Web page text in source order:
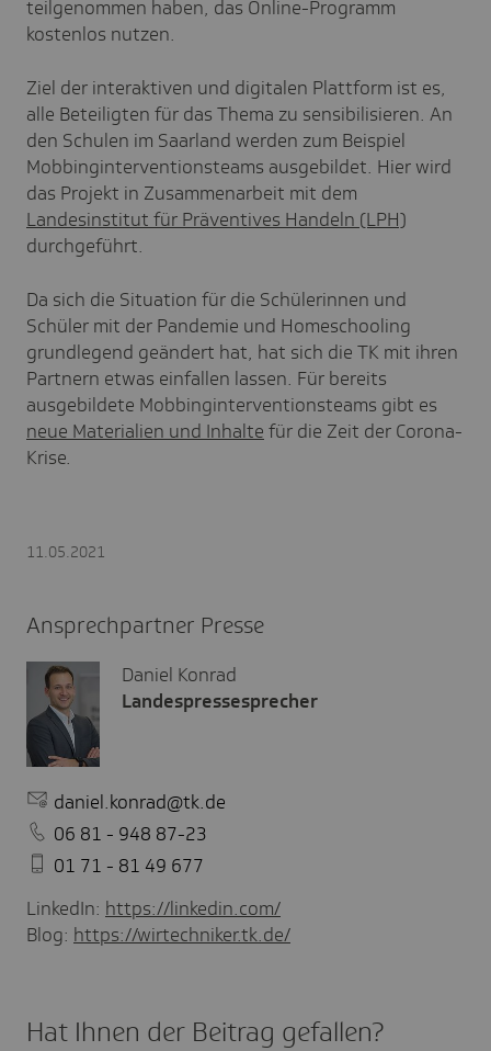
teilgenommen haben, das Online-Programm
kostenlos nutzen.
Ziel der interaktiven und digitalen Plattform ist es,
alle Beteiligten für das Thema zu sensibilisieren. An
den Schulen im Saarland werden zum Beispiel
Mobbinginterventionsteams ausgebildet. Hier wird
das Projekt in Zusammenarbeit mit dem
Landesinstitut für Präventives Handeln (LPH)
durchgeführt.
Da sich die Situation für die Schülerinnen und
Schüler mit der Pandemie und Homeschooling
grundlegend geändert hat, hat sich die TK mit ihren
Partnern etwas einfallen lassen. Für bereits
ausgebildete Mobbinginterventionsteams gibt es
neue Materialien und Inhalte für die Zeit der Corona-
Krise.
11.05.2021
Ansprechpartner Presse
Daniel Konrad
Landespressesprecher
daniel.konrad@tk.de
06 81 - 948 87-23
01 71 - 81 49 677
LinkedIn: https://linkedin.com/
Blog: https://wirtechniker.tk.de/
Hat Ihnen der Beitrag gefal­len?